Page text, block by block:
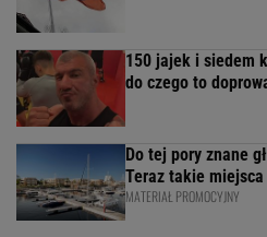
150 jajek i siedem
do czego to
Do tej pory znane
Teraz takie
MATERIAŁ PROMOCYJNY